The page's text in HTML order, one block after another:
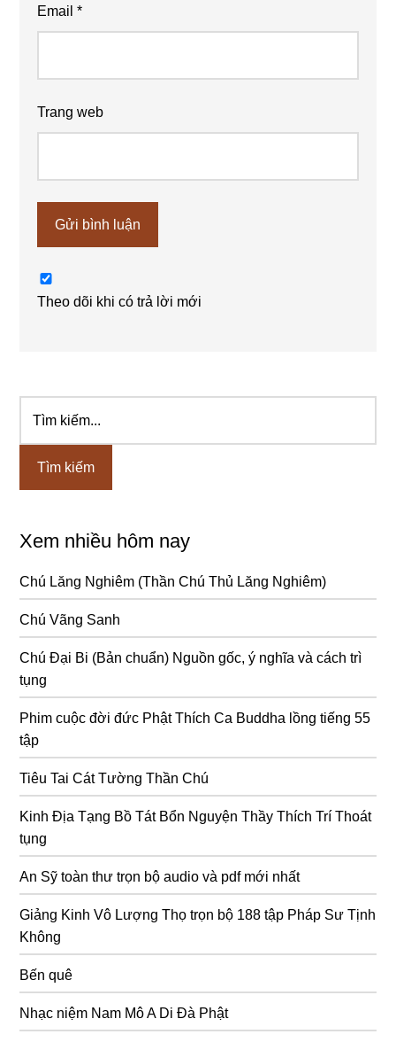
Email*
Trang web
Theo dõi khi có trả lời mới
Sidebar
chính
kiếm...
Xem nhiều hôm nay
Chú Lăng Nghiêm (Thần Chú Thủ Lăng Nghiêm)
Chú Vãng Sanh
Chú Đại Bi (Bản chuẩn) Nguồn gốc, ý nghĩa và cách trì
tụng
Phim cuộc đời đức Phật Thích Ca Buddha lồng tiếng 55
tập
Tiêu Tai Cát Tường Thần Chú
Kinh Địa Tạng Bồ Tát Bổn Nguyện Thầy Thích Trí Thoát
tụng
An Sỹ toàn thư trọn bộ audio và pdf mới nhất
Giảng Kinh Vô Lượng Thọ trọn bộ 188 tập Pháp Sư Tịnh
Không
Bến quê
Nhạc niệm Nam Mô A Di Đà Phật